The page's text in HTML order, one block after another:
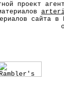
проект
сайта